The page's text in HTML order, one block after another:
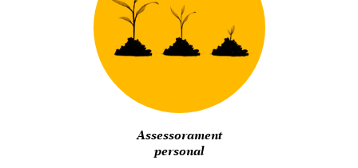
Assessorament
personal